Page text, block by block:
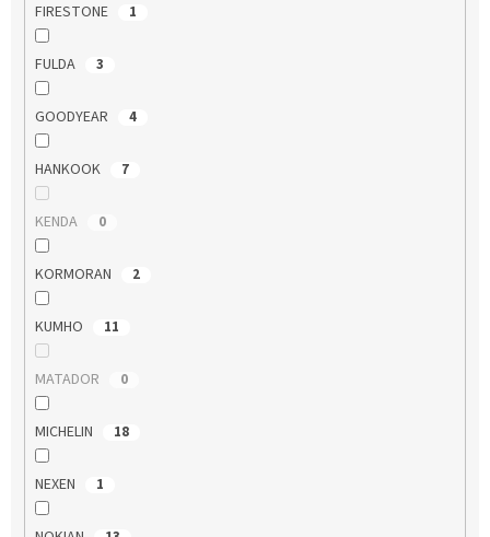
FIRESTONE 1
FULDA 3
GOODYEAR 4
HANKOOK 7
KENDA 0
KORMORAN 2
KUMHO 11
MATADOR 0
MICHELIN 18
NEXEN 1